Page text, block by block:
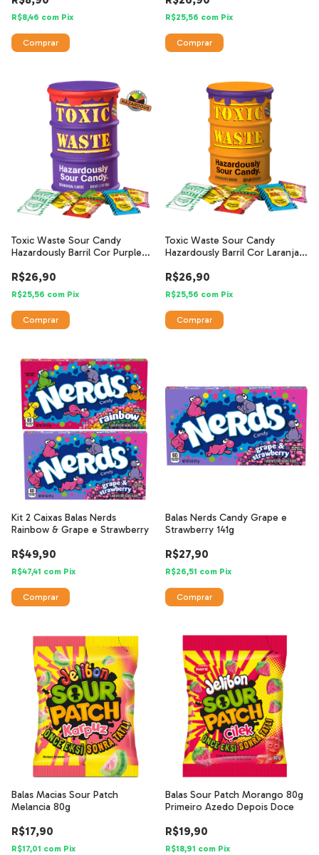
R$8,46 com Pix R$25,56 com Pix
Toxic Waste Sour Candy
Hazardously Barril Cor Purple
R$26,90
R$25,56 com Pix
Toxic Waste Sour Candy
Hazardously Barril Cor Laranja
R$26,90
R$25,56 com Pix
Kit 2 Caixas Balas Nerds
Rainbow & Grape e Strawberry
R$49,90
R$47,41 com Pix
Balas Nerds Candy Grape e
Strawberry 141g
R$27,90
R$26,51 com Pix
Balas Macias Sour Patch
Melancia 80g
R$17,90
R$17,01 com Pix
Balas Sour Patch Morango 80g
Primeiro Azedo Depois Doce
R$19,90
R$18,91 com Pix